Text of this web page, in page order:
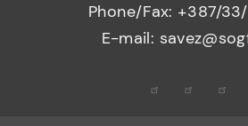
Phone/Fax: +387/
E-mail: